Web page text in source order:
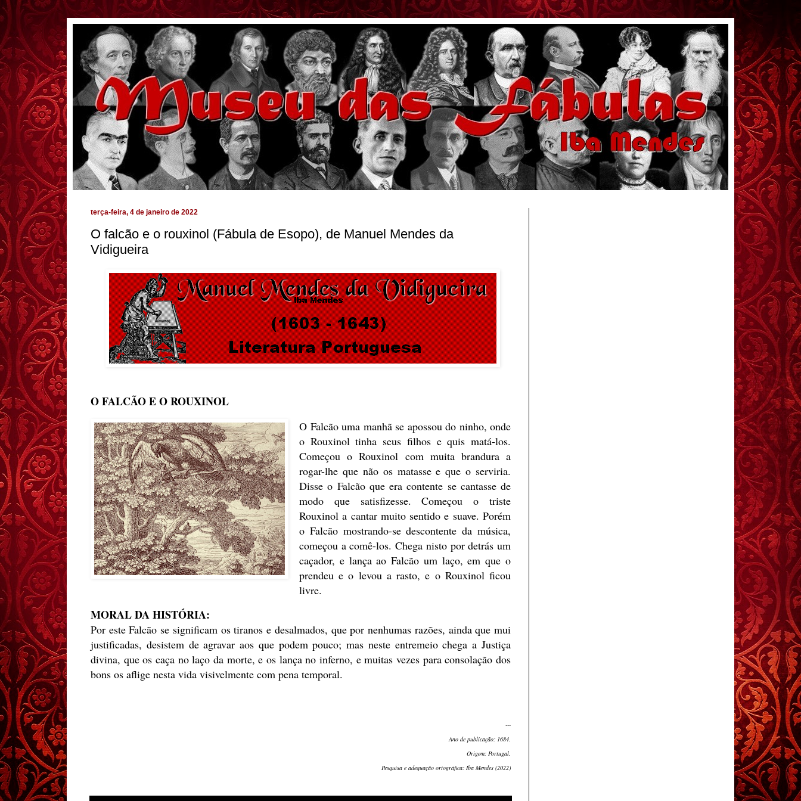
terça-feira, 4 de janeiro de 2022
O falcão e o rouxinol (Fábula de Esopo), de Manuel Mendes da
Vidigueira
O FALCÃO E O ROUXINOL
O Falcão uma manhã se apossou do ninho, onde
o Rouxinol tinha seus filhos e quis matá-los.
Começou o Rouxinol com muita brandura a
rogar-lhe que não os matasse e que o serviria.
Disse o Falcão que era contente se cantasse de
modo que satisfizesse. Começou o triste
Rouxinol a cantar muito sentido e suave. Porém
o Falcão mostrando-se descontente da música,
começou a comê-los. Chega nisto por detrás um
caçador, e lança ao Falcão um laço, em que o
prendeu e o levou a rasto, e o Rouxinol ficou
livre.
MORAL DA HISTÓRIA:
Por este Falcão se significam os tiranos e desalmados, que por nenhumas razões, ainda que mui
justificadas, desistem de agravar aos que podem pouco; mas neste entremeio chega a Justiça
divina, que os caça no laço da morte, e os lança no inferno, e muitas vezes para consolação dos
bons os aflige nesta vida visivelmente com pena temporal.
---
Ano de publicação: 1684.
Origem: Portugal.
Pesquisa e adequação ortográfica: Iba Mendes (2022)